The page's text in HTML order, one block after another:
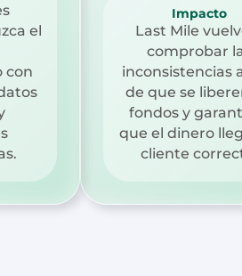
el
con
Impacto
Last Mile
comprobar
inconsistencias
de que se
fondos y
que el dinero
cliente